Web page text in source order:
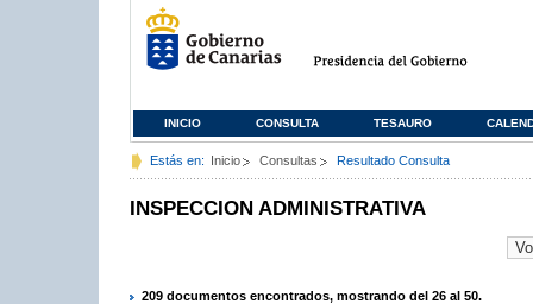
INICIO CONSULTA TESAURO
Estás en: Inicio Consultas Resultado Consulta
INSPECCION ADMINISTRATIVA
209 documentos encontrados, mostrando del 26 al 50.